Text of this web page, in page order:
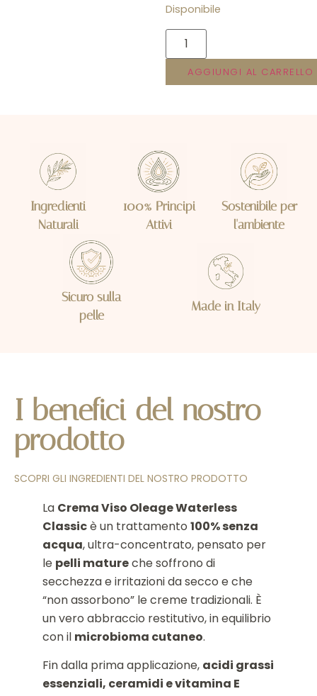
Disponibile
AGGIUNGI AL CARRELLO
Ingredienti
Naturali
100% Principi
Attivi
Sostenibile per
l'ambiente
Sicuro sulla
pelle
Made in Italy
I benefici del nostro
prodotto
SCOPRI GLI INGREDIENTI DEL NOSTRO PRODOTTO
La Crema Viso Oleage Waterless
Classicè un trattamento 100% senza
acqua, ultra-concentrato, pensato per
le pelli matureche soffrono di
secchezza e irritazioni da secco e che
“non assorbono” le creme tradizionali. È
un vero abbraccio restitutivo, in equilibrio
con il microbioma cutaneo.
Fin dalla prima applicazione, acidi grassi
essenziali, ceramidi e vitamina E